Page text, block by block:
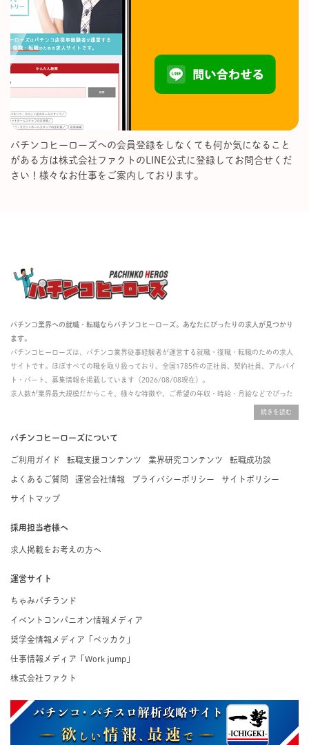
パチンコヒーローズへの会員登録をしなくても何か気になること
がある方は株式会社ファクトのLINE公式に登録してお問合せくだ
さい！様々なお仕事をご案内しております。
パチンコ業界への就職・転職ならパチンコヒーローズ。あなたにぴったりの求人が見つかり
ます。
パチンコヒーローズは、パチンコ業界従事経験者が運営する就職・復職・転職のための求人
サイトです。ほぼすべての職を取り扱っており、全国1785件の正社員、契約社員、アルバイ
ト・パート、募集情報を掲載しています（2026/08/08現在）。
求人数が業界最大規模だからこそ、様々な特徴や、ご希望の年収・時給・月給などでぴった
掲載している求人は、すべて契約法人様から寄せられた正規の求人情報です。応募いただい
た内容はすぐに直接事業所に届くためスムーズに転職・復職できます。
パチンコヒーローズについて
ご利用ガイド 転職支援コンテンツ 業界研究コンテンツ 転職成功談
よくあるご質問 運営会社情報 プライバシーポリシー サイトポリシー
サイトマップ
採用担当者様へ
求人掲載をお考えの方へ
運営サイト
ちゃみパチランド
イベントコンパニオン情報メディア
奨学金情報メディア「ベッカク」
仕事情報メディア「Work jump」
株式会社ファクト